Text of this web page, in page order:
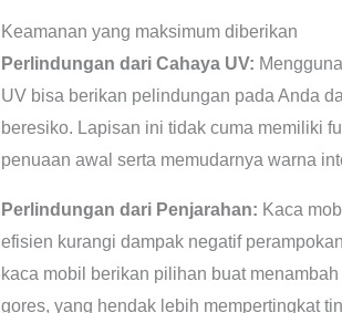
Keamanan yang maksimum diberikan
Perlindungan dari Cahaya UV:
UV bisa berikan pelindungan pada Anda
beresiko. Lapisan ini tidak cuma memiliki
penuaan awal serta memudarnya warna
Perlindungan dari Penjarahan: Kaca
efisien kurangi dampak negatif
kaca mobil berikan pilihan buat
gores, yang hendak lebih mempertingkat